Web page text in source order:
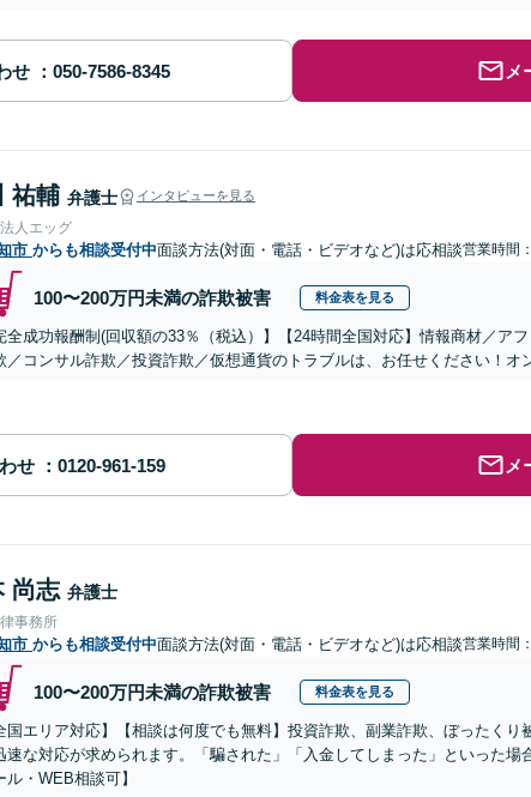
せ メ
祐輔 弁護士 インタビューを見る
人エッグ
市 からも相談受付中面談方法(対面・電話・ビデオなど)は応相談営業時間
100〜200万円未満の詐欺被害 料金表を見る
全成功報酬制(回収額の33％（税込）】【24時間全国対応】情報商材／ア
／コンサル詐欺／投資詐欺／仮想通貨のトラブルは、お任せください！オ
せ メ
尚志 弁護士
事務所
市 からも相談受付中面談方法(対面・電話・ビデオなど)は応相談営業時間
100〜200万円未満の詐欺被害 料金表を見る
国エリア対応】【相談は何度でも無料】投資詐欺、副業詐欺、ぼったく
速な対応が求められます。「騙された」「入金してしまった」といった場
ル・WEB相談可】